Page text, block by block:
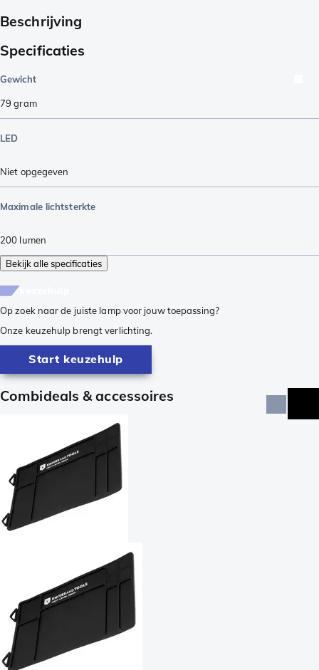
Beschrijving
Specificaties
Gewicht
79 gram
LED
Niet opgegeven
Maximale lichtsterkte
200 lumen
Bekijk alle specificaties
Op zoek naar de juiste lamp voor jouw toepassing?
Onze keuzehulp brengt verlichting.
Start keuzehulp
Combideals & accessoires